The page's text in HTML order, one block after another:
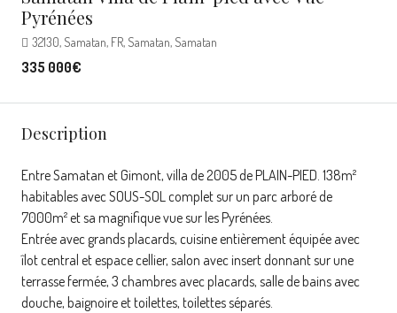
Pyrénées
32130, Samatan, FR, Samatan, Samatan
335 000€
Description
Entre Samatan et Gimont, villa de 2005 de PLAIN-PIED. 138m²
habitables avec SOUS-SOL complet sur un parc arboré de
7000m² et sa magnifique vue sur les Pyrénées.
Entrée avec grands placards, cuisine entièrement équipée avec
îlot central et espace cellier, salon avec insert donnant sur une
terrasse fermée, 3 chambres avec placards, salle de bains avec
douche, baignoire et toilettes, toilettes séparés.